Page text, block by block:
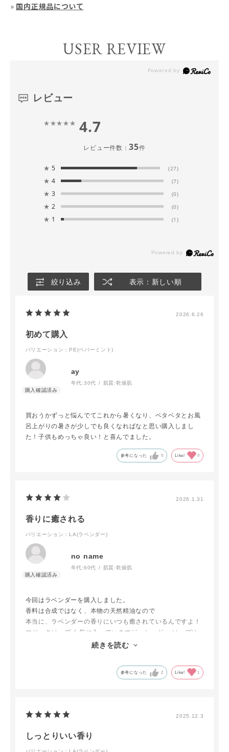
» 国内正規品について
USER REVIEW
レビュー
4.7
レビュー件数：35件
★ 5 (27)
★ 4 (7)
★ 3 (0)
★ 2 (0)
★ 1 (1)
絞り込み 表示：新しい順
2026.6.26
初めて購入
バリエーション：PE(ペパーミント)
ay
年代:30代 肌質:乾燥肌
買おうかずっと悩んでてこれから暑くなり、ベタベタとお風
呂上がりの暑さが少しでも良くなればなと思い購入しまし
た！子供もめっちゃ良い！と喜んでました。
参考になった 0 Like! 0
2026.1.31
香りに癒される
バリエーション：LA(ラベンダー)
no name
年代:60代 肌質:乾燥肌
今回はラベンダーを購入しました。
香料は合成ではなく、本物の天然精油なので
本当に、ラベンダーの香りにいつも癒されているんですよ！
マジックソープ も気に入っていますが、シュガー ソープは
保湿力が優れているので良いと思います。
続きを読む
参考になった 2 Like! 1
2025.12.3
しっとりいい香り